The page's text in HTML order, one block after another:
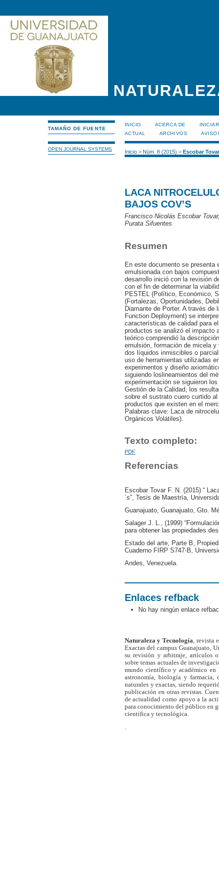
TAMAÑO DE FUENTE
OPEN JOURNAL SYSTEMS
INICIO ACERCA DE
ACTUAL
ARCHIVOS
Inicio> Núm. 8 (2015) > Escobar Tovar
LACA
BAJOS COV’S
Francisco Nicolás Escobar
Purata Sifuentes
Resumen
En este documento se presenta
emulsionada con bajos
desarrollo inició con la revisión
con el fin de determinar la
PESTEL (Político, Económico,
(Fortalezas, Oportunidades,
Diamante de Porter. A través de
Function Deployment) se
características de calidad para
productos se analizó el impacto
teórico comprendió la
emulsión, formación de micela
dos líquidos inmiscibles o
uso de herramientas utilizadas
experimentos y diseño
siguiendo loslineamientos del
experimentación se siguieron
Gestión de la Calidad, los
sobre el sustrato cuero curtido
productos que existen en el
Palabras clave: Laca de
Orgánicos Volátiles).
Texto completo:
PDF
Referencias
Escobar Tovar F. N. (2015) “
´s”, Tesis de Maestría,
Guanajuato, Guanajuato, Gto.
Salager J. L., (1999)
para obtener las propiedades
Estado del arte, Parte B,
Cuaderno FIRP S747-B,
Andes, Venezuela.
Enlaces refback
No hay ningún enlace
Naturaleza y Tecnología, revista
Exactas del campus Guanajuato,
su revisión y arbitraje, artículos
sobre temas actuales de
mundo científico y académico en
astronomía, biología y farmacia,
naturales y exactas, siendo
publicación en otras revistas.
de actualidad como apoyo a la
para conocimiento del público en
científica y tecnológica.
.